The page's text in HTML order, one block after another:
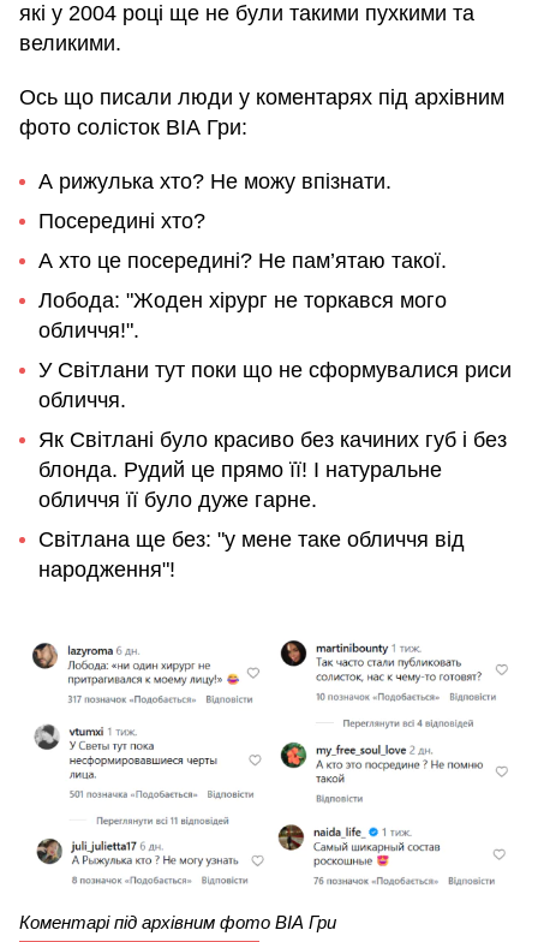
які у 2004 році ще не були такими пухкими та
великими.
Ось що писали люди у коментарях під архівним
фото солісток ВІА Гри:
А рижулька хто? Не можу впізнати.
Посередині хто?
А хто це посередині? Не пам’ятаю такої.
Лобода: "Жоден хірург не торкався мого
обличчя!".
У Світлани тут поки що не сформувалися риси
обличчя.
Як Світлані було красиво без качиних губ і без
блонда. Рудий це прямо її! І натуральне
обличчя її було дуже гарне.
Світлана ще без: "у мене таке обличчя від
народження"!
Коментарі під архівним фото ВІА Гри